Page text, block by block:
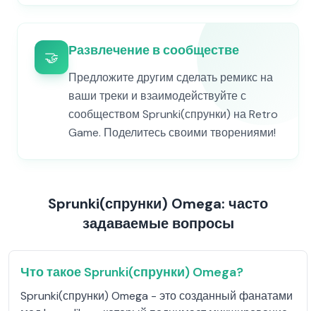
🤝 Развлечение в сообществе
Предложите другим сделать ремикс на
ваши треки и взаимодействуйте с
сообществом Sprunki(спрунки) на Retro
Game. Поделитесь своими творениями!
Sprunki(спрунки) Omega: часто
задаваемые вопросы
Что такое Sprunki(спрунки) Omega?
Sprunki(спрунки) Omega - это созданный фанатами